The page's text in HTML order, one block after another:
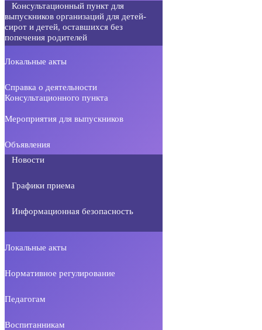
Консультационный пункт для
выпускников организаций для детей-
сирот и детей, оставшихся без
попечения родителей
Локальные акты
Справка о деятельности
Консультационного пункта
Мероприятия для выпускников
Объявления
Новости
Графики приема
Информационная безопасность
Локальные акты
Нормативное регулирование
Педагогам
Воспитанникам